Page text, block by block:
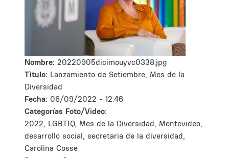
Nombre: 20220905dicimouyvc0338.jpg
Tìtulo: Lanzamiento de Setiembre, Mes de la
Diversidad
Fecha: 06/09/2022 - 12:46
Categorías Foto/Video:
2022, LGBTIQ, Mes de la Diversidad, Montevideo,
desarrollo social, secretaria de la diversidad,
Carolina Cosse